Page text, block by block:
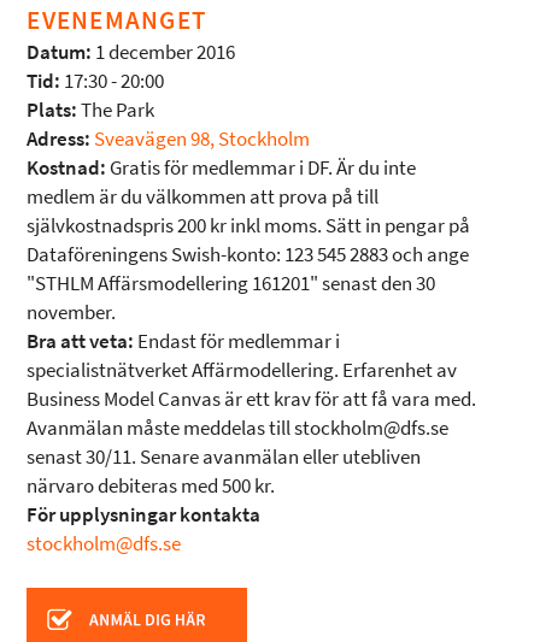
EVENEMANGET
Datum: 1 december 2016
Tid: 17:30 - 20:00
Plats:The Park
Adress: Sveavägen 98, Stockholm
Kostnad: Gratis för medlemmar i DF. Är du inte
medlem är du välkommen att prova på till
självkostnadspris 200 kr inkl moms. Sätt in pengar på
Dataföreningens Swish-konto: 123 545 2883 och ange
"STHLM Affärsmodellering 161201" senast den 30
november.
Bra att veta: Endast för medlemmar i
specialistnätverket Affärmodellering. Erfarenhet av
Business Model Canvas är ett krav för att få vara med.
Avanmälan måste meddelas till stockholm@dfs.se
senast 30/11. Senare avanmälan eller utebliven
närvaro debiteras med 500 kr.
För upplysningar kontakta
stockholm@dfs.se